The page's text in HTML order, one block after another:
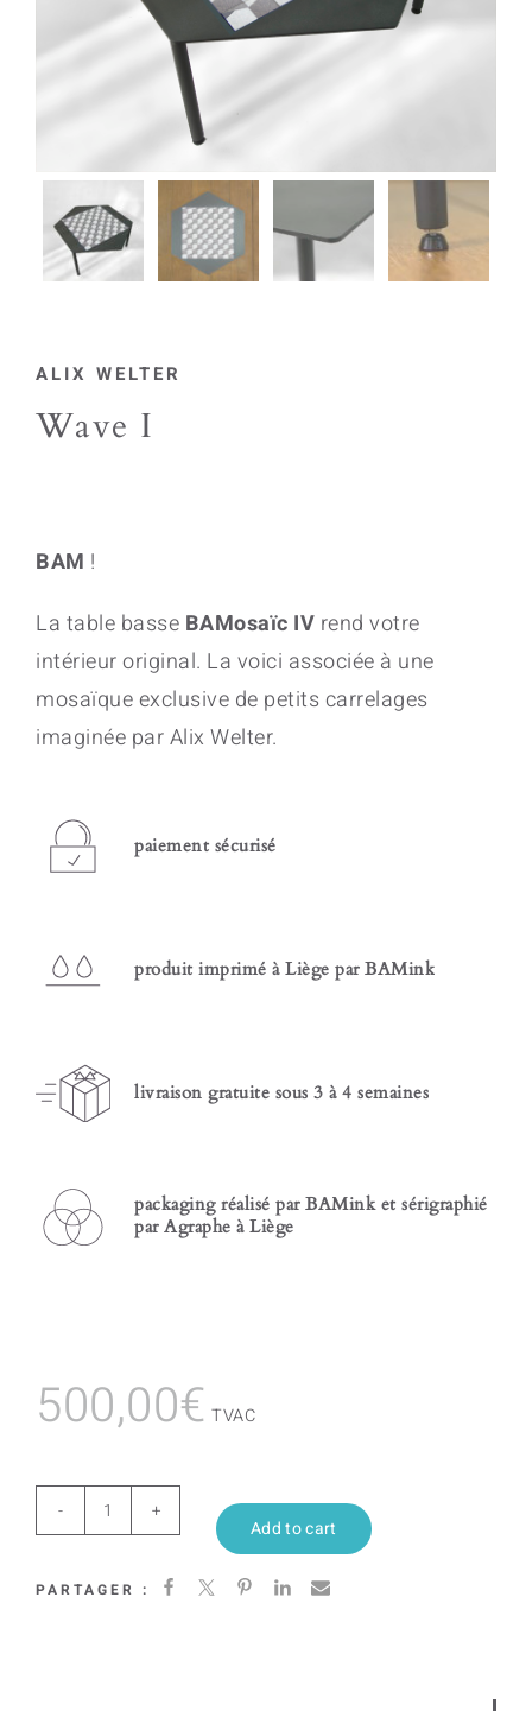
ALIX WELTER
Wave I
BAM !
La table basse BAMosaïc IV rend votre
intérieur original. La voici associée à une
mosaïque exclusive de petits carrelages
imaginée par Alix Welter.
paiement sécurisé
produit imprimé à Liège par BAMink
livraison gratuite sous 3 à 4 semaines
packaging réalisé par BAMink et sérigraphié
par Agraphe à Liège
500,00€ TVAC
Wave
quantity
Add to cart
PARTAGER :